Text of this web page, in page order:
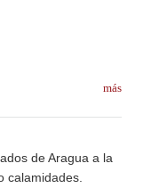
de Aragua a la
calamidades.
más